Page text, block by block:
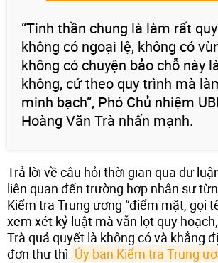
“Tinh thần chung là làm rất
không có ngoại lệ, không có
không có chuyện bảo chỗ này
không, cứ theo quy trình mà
minh bạch”, Phó Chủ nhiệm
Hoàng Văn Trà nhấn mạnh.
Trả lời về câu hỏi thời gian qua dư
liên quan đến trường hợp nhân sự
Kiểm tra Trung ương “điểm mặt, gọi
xem xét kỷ luật mà vẫn lọt quy
Trà quả quyết là không có và khẳng
đơn thư thì Ủy ban Kiểm tra Trung